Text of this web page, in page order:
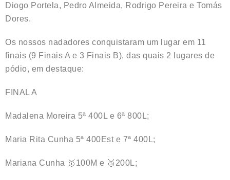
Diogo Portela, Pedro Almeida, Rodrigo Pereira e Tomás
Dores.
Os nossos nadadores conquistaram um lugar em 11
finais (9 Finais A e 3 Finais B), das quais 2 lugares de
pódio, em destaque:
FINAL A
Madalena Moreira 5ª 400L e 6ª 800L;
Maria Rita Cunha 5ª 400Est e 7ª 400L;
Mariana Cunha 🥇100M e 🥉200L;